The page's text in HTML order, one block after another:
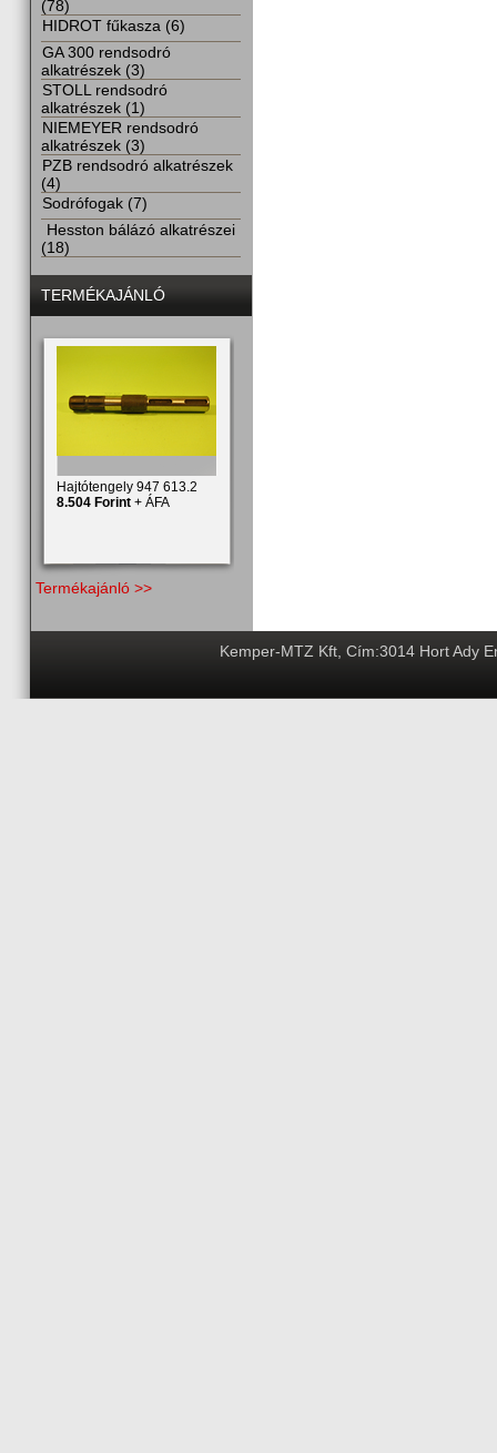
(78)
HIDROT fűkasza (6)
GA 300 rendsodró
alkatrészek (3)
STOLL rendsodró
alkatrészek (1)
NIEMEYER rendsodró
alkatrészek (3)
PZB rendsodró alkatrészek
(4)
Sodrófogak (7)
Hesston bálázó alkatrészei
(18)
TERMÉKAJÁNLÓ
Hajtótengely 947 613.2
8.504 Forint + ÁFA
Termékajánló >>
Kemper-MTZ Kft, Cím:3014 Hort Ady